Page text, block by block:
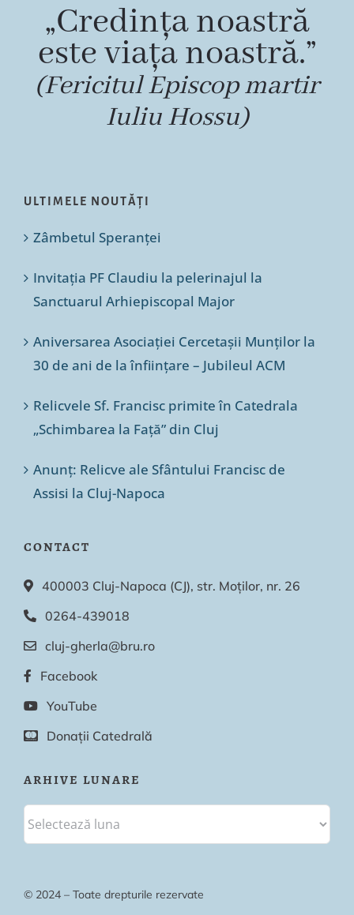
„Credința noastră
este viața noastră.”
(Fericitul Episcop martir
Iuliu Hossu)
ULTIMELE NOUTĂȚI
Zâmbetul Speranței
Invitația PF Claudiu la pelerinajul la
Sanctuarul Arhiepiscopal Major
Aniversarea Asociației Cercetașii Munților la
30 de ani de la înființare – Jubileul ACM
Relicvele Sf. Francisc primite în Catedrala
„Schimbarea la Față” din Cluj
Anunț: Relicve ale Sfântului Francisc de
Assisi la Cluj-Napoca
CONTACT
400003 Cluj-Napoca (CJ), str. Moților, nr. 26
0264-439018
cluj-gherla@bru.ro
Facebook
YouTube
Donații Catedrală
ARHIVE LUNARE
© 2024 – Toate drepturile rezervate